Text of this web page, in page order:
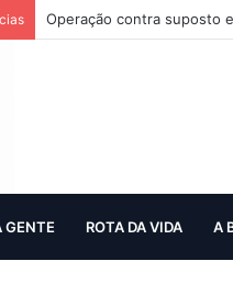
Operação contra suposto
GENTE ROTA DA VIDA A